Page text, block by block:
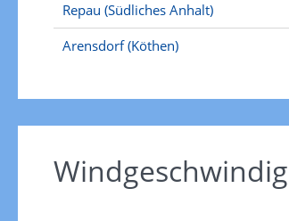
Repau (Südliches Anhalt)
Arensdorf (Köthen)